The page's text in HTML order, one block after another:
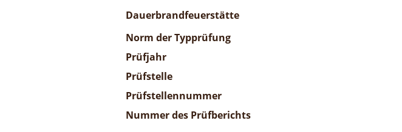
Dauerbrandfeuerstätte
Norm der Typprüfung
Prüfjahr
Prüfstelle
Prüfstellennummer
Nummer des Prüfberichts